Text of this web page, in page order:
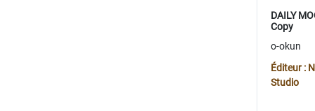
DAILY
Copy
o-okun
Éditeur :
Studio